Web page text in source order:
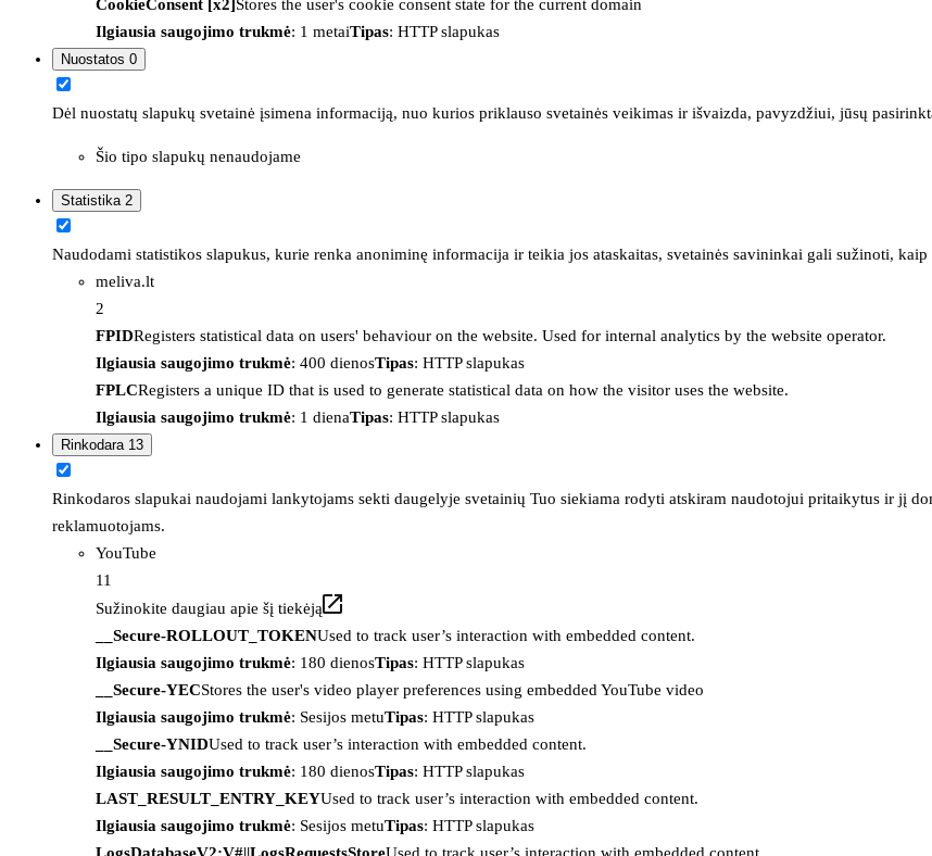
CookieConsent [x2]Stores the user's cookie consent state for the current domain
Ilgiausia saugojimo trukmė: 1 metaiTipas: HTTP slapukas
Nuostatos 0
Dėl nuostatų slapukų svetainė įsimena informaciją, nuo kurios priklauso svetainės veikimas ir išvaizda, pavyzdžiui, jūsų
Šio tipo slapukų nenaudojame
Statistika 2
Naudodami statistikos slapukus, kurie renka anoniminę informacija ir teikia jos ataskaitas, svetainės savininkai gali sužinoti,
meliva.lt
2
FPIDRegisters statistical data on users' behaviour on the website. Used for internal analytics by the website operator.
Ilgiausia saugojimo trukmė: 400 dienosTipas: HTTP slapukas
FPLCRegisters a unique ID that is used to generate statistical data on how the visitor uses the website.
Ilgiausia saugojimo trukmė: 1 dienaTipas: HTTP slapukas
Rinkodara 13
Rinkodaros slapukai naudojami lankytojams sekti daugelyje svetainių Tuo siekiama rodyti atskiram naudotojui pritaikytus ir jį
reklamuotojams.
YouTube
11
Sužinokite daugiau apie šį tiekėją
__Secure-ROLLOUT_TOKENUsed to track user’s interaction with embedded content.
Ilgiausia saugojimo trukmė: 180 dienosTipas: HTTP slapukas
__Secure-YECStores the user's video player preferences using embedded YouTube video
Ilgiausia saugojimo trukmė: Sesijos metuTipas: HTTP slapukas
__Secure-YNIDUsed to track user’s interaction with embedded content.
Ilgiausia saugojimo trukmė: 180 dienosTipas: HTTP slapukas
LAST_RESULT_ENTRY_KEYUsed to track user’s interaction with embedded content.
Ilgiausia saugojimo trukmė: Sesijos metuTipas: HTTP slapukas
LogsDatabaseV2:V#||LogsRequestsStoreUsed to track user’s interaction with embedded content.